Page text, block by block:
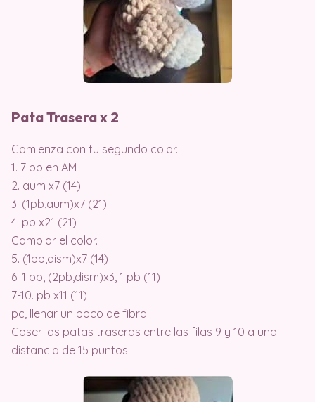
Pata Trasera x 2
Comienza con tu segundo color.
1. 7 pb en AM
2. aum x7 (14)
3. (1pb,aum)x7 (21)
4. pb x21 (21)
Cambiar el color.
5. (1pb,dism)x7 (14)
6. 1 pb, (2pb,dism)x3, 1 pb (11)
7-10. pb x11 (11)
pc, llenar un poco de fibra
Coser las patas traseras entre las filas 9 y 10 a una
distancia de 15 puntos.